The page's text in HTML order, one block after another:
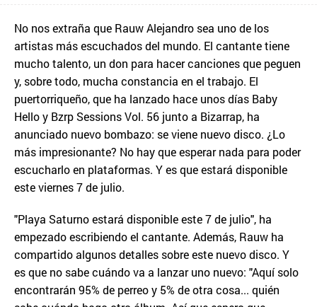
No nos extraña que Rauw Alejandro sea uno de los
artistas más escuchados del mundo. El cantante tiene
mucho talento, un don para hacer canciones que peguen
y, sobre todo, mucha constancia en el trabajo. El
puertorriqueño, que ha lanzado hace unos días Baby
Hello y Bzrp Sessions Vol. 56 junto a Bizarrap, ha
anunciado nuevo bombazo: se viene nuevo disco. ¿Lo
más impresionante? No hay que esperar nada para poder
escucharlo en plataformas. Y es que estará disponible
este viernes 7 de julio.
"Playa Saturno estará disponible este 7 de julio", ha
empezado escribiendo el cantante. Además, Rauw ha
compartido algunos detalles sobre este nuevo disco. Y
es que no sabe cuándo va a lanzar uno nuevo: "Aquí solo
encontrarán 95% de perreo y 5% de otra cosa... quién